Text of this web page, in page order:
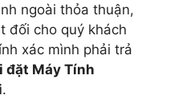
ngoài thỏa thuận,
đối cho quý khách
xác mình phải trả
đặt Máy Tính
.